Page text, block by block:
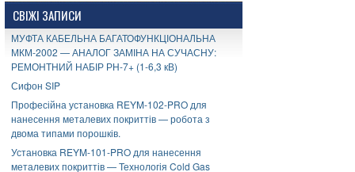
СВІЖІ ЗАПИСИ
МУФТА КАБЕЛЬНА БАГАТОФУНКЦІОНАЛЬНА
МКМ-2002 — АНАЛОГ ЗАМІНА НА СУЧАСНУ:
РЕМОНТНИЙ НАБІР РН-7+ (1-6,3 кВ)
Сифон SIP
Професійна установка REYM-102-PRO для
нанесення металевих покриттів — робота з
двома типами порошків.
Установка REYM-101-PRO для нанесення
металевих покриттів — Технологія Cold Gas